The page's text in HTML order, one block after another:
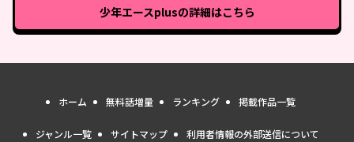
少年エースplusの詳細はこちら
ホーム 無料話増量 ランキング 掲載作品一覧
ジャンル一覧 サイトマップ 利用者情報の外部送信について